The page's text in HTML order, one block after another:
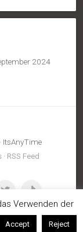
2024
ItsAnyTime
· RSS Feed
Verwenden der
Accept Reject